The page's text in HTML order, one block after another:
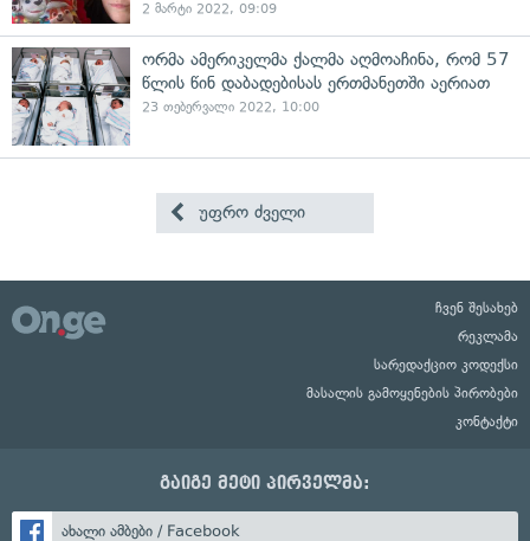
2 მარტი 2022, 09:09
ორმა ამერიკელმა ქალმა აღმოაჩინა, რომ 57
წლის წინ დაბადებისას ერთმანეთში აერიათ
23 თებერვალი 2022, 10:00
უფრო ძველი
ჩვენ შესახებ
რეკლამა
სარედაქციო კოდექსი
მასალის გამოყენების პირობები
კონტაქტი
გაიგე მეტი პირველმა:
ახალი ამბები / Facebook